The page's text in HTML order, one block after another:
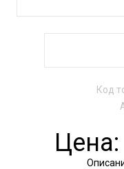
Код